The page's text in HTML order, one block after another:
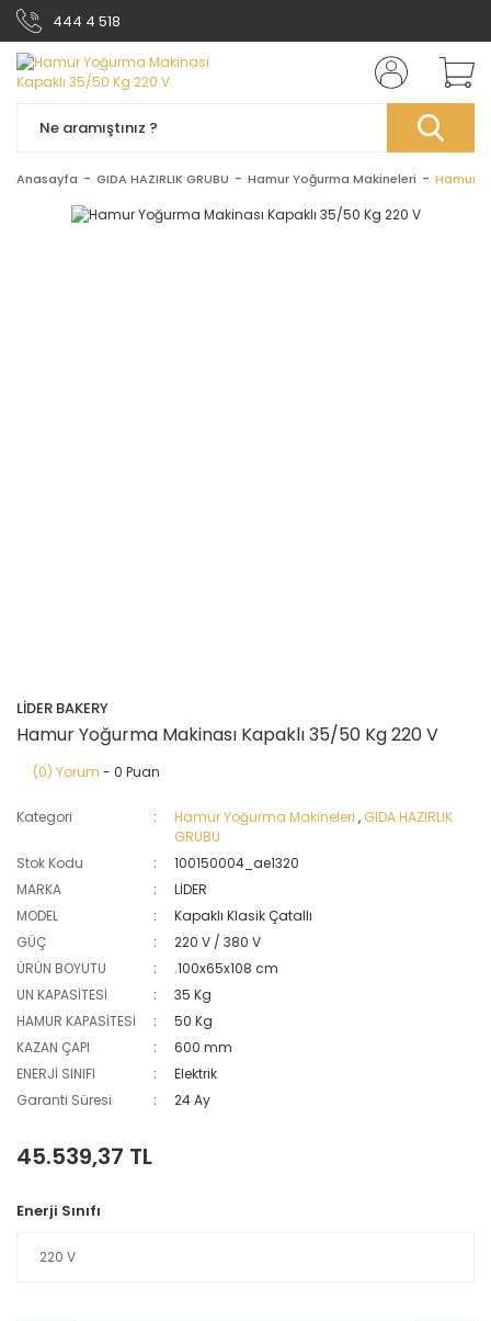
444 4 518
Anasayfa GIDA HAZIRLIK GRUBU Hamur Yoğurma Makineleri Hamur
LİDER BAKERY
Hamur Yoğurma Makinası Kapaklı 35/50 Kg 220 V
(0) Yorum - 0 Puan
Kategori Hamur Yoğurma Makineleri , GIDA HAZIRLIK
GRUBU
Stok Kodu
100150004_ae1320
MARKA
LİDER
MODEL
Kapaklı Klasik Çatallı
GÜÇ
220 V / 380 V
ÜRÜN BOYUTU
.100x65x108 cm
UN KAPASİTESİ
35 Kg
HAMUR KAPASİTESİ
50 Kg
KAZAN ÇAPI
600 mm
ENERJİ SINIFI
Elektrik
Garanti Süresi
24 Ay
45.539,37 TL
Enerji Sınıfı